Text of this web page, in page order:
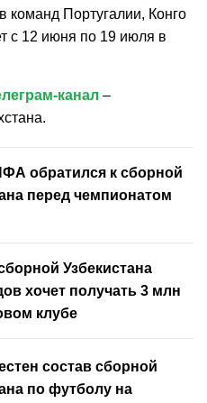
команд Португалии, Конго
с 12 июня по 19 июля в
канал –
обратился к сборной
перед чемпионатом
Узбекистана
хочет получать 3 млн
клубе
состав сборной
по футболу на